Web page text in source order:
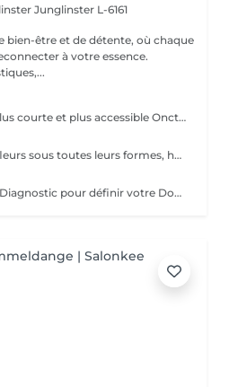
Junglinster L-6161
bien-être et de détente, où chaque
à votre essence.
Rituel Saisonnier Version plus courte et plus accessible Onction d'huile d'aloès-vera-argan-dattier, gommage aux pépins de fraise et poudre d'ananas, cataplasme au rhassoul, bain de vapeur citron vert-menthe, shampooing citron vert-lavande-ylang-ylang, masque Néroli-ciste ladanifère-menthe avec massage de la tête, cascade, pulvérisation faciale hydrolat de fleur d'oranger
Découvrez le pouvoir des fleurs sous toutes leurs formes, huiles végétales, essentielles, infusions etc Un moment de poésie, qui vous laissera sans voix.. Véritable moment de relaxation complète. Sauna infrarouge, Massage shiatsu, bol d'air jacquier, douche. Onction d'huiles précieuses, hammam crânien, facial et respiratoire, bains rythmés avec méditation guidée, exercices de sophrologie, shampooing, pose de masque et massage crânien, rituel de la cascade, rinçage à l'infusion de plantes et pulvérisation faciale aux hydrolats qui clôturent le soin. Ne comprend pas le séchage des cheveux.
Rituel basé sur l'ayurvéda. Diagnostic pour définir votre Doshas dominant afin de le rééquilibrer En plus des rituels complets -Diagnostic -Application d'huiles chaudes -Application cataplasmes ayurvédiques (cuir chevelu & cheveux)